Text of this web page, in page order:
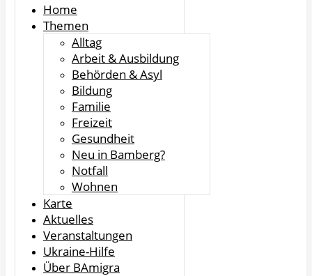
Home
Themen
Alltag
Arbeit & Ausbildung
Behörden & Asyl
Bildung
Familie
Freizeit
Gesundheit
Neu in Bamberg?
Notfall
Wohnen
Karte
Aktuelles
Veranstaltungen
Ukraine-Hilfe
Über BAmigra